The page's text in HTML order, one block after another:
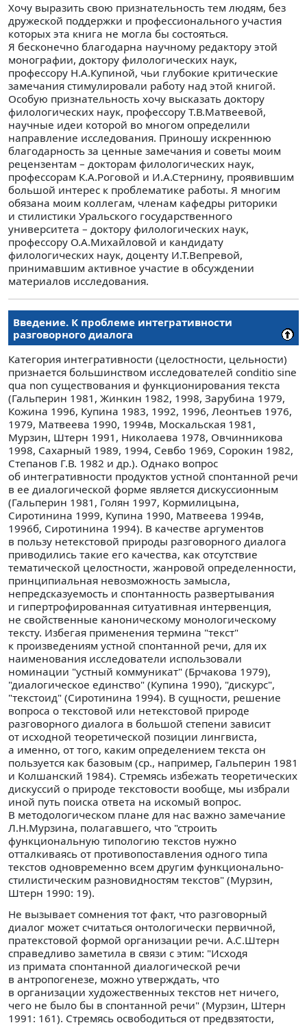
Хочу выразить свою признательность тем людям, без
дружеской поддержки и профессионального участия
которых эта книга не могла бы состояться.
Я бесконечно благодарна научному редактору этой
монографии, доктору филологических наук,
профессору Н.А.Купиной, чьи глубокие критические
замечания стимулировали работу над этой книгой.
Особую признательность хочу высказать доктору
филологических наук, профессору Т.В.Матвеевой,
научные идеи которой во многом определили
направление исследования. Приношу искреннюю
благодарность за ценные замечания и советы моим
рецензентам – докторам филологических наук,
профессорам К.А.Роговой и И.А.Стернину, проявившим
большой интерес к проблематике работы. Я многим
обязана моим коллегам, членам кафедры риторики
и стилистики Уральского государственного
университета – доктору филологических наук,
профессору О.А.Михайловой и кандидату
филологических наук, доценту И.Т.Вепревой,
принимавшим активное участие в обсуждении
материалов исследования.
Введение. К проблеме интегративности
разговорного диалога
Категория интегративности (целостности, цельности)
признается большинством исследователей conditio sine
qua non существования и функционирования текста
(Гальперин 1981, Жинкин 1982, 1998, Зарубина 1979,
Кожина 1996, Купина 1983, 1992, 1996, Леонтьев 1976,
1979, Матвеева 1990, 1994в, Москальская 1981,
Мурзин, Штерн 1991, Николаева 1978, Овчинникова
1998, Сахарный 1989, 1994, Севбо 1969, Сорокин 1982,
Степанов Г.В. 1982 и др.). Однако вопрос
об интегративности продуктов устной спонтанной речи
в ее диалогической форме является дискуссионным
(Гальперин 1981, Голян 1997, Кормилицына,
Сиротинина 1999, Купина 1990, Матвеева 1994в,
1996б, Сиротинина 1994). В качестве аргументов
в пользу нетекстовой природы разговорного диалога
приводились такие его качества, как отсутствие
тематической целостности, жанровой определенности,
принципиальная невозможность замысла,
непредсказуемость и спонтанность развертывания
и гипертрофированная ситуативная интервенция,
не свойственные каноническому монологическому
тексту. Избегая применения термина "текст"
к произведениям устной спонтанной речи, для их
наименования исследователи использовали
номинации "устный коммуникат" (Брчакова 1979),
"диалогическое единство" (Купина 1990), "дискурс",
"текстоид" (Сиротинина 1994). В сущности, решение
вопроса о текстовой или нетекстовой природе
разговорного диалога в большой степени зависит
от исходной теоретической позиции лингвиста,
а именно, от того, каким определением текста он
пользуется как базовым (ср., например, Гальперин 1981
и Колшанский 1984). Стремясь избежать теоретических
дискуссий о природе текстовости вообще, мы избрали
иной путь поиска ответа на искомый вопрос.
В методологическом плане для нас важно замечание
Л.Н.Мурзина, полагавшего, что "строить
функциональную типологию текстов нужно
отталкиваясь от противопоставления одного типа
текстов одновременно всем другим функционально-
стилистическим разновидностям текстов" (Мурзин,
Штерн 1990: 19).
Не вызывает сомнения тот факт, что разговорный
диалог может считаться онтологически первичной,
пратекстовой формой организации речи. А.С.Штерн
справедливо заметила в связи с этим: "Исходя
из примата спонтанной диалогической речи
в антропогенезе, можно утверждать, что
в организации художественных текстов нет ничего,
чего не было бы в спонтанной речи" (Мурзин, Штерн
1991: 161). Стремясь освободиться от предвзятости,